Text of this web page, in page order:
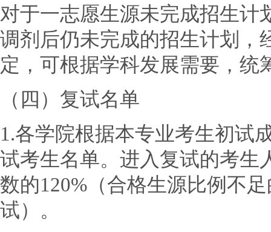
对于一志愿生源未完成招生计
调剂后仍未完成的招生计划，
定，可根据学科发展需要，统
（四）复试名单
1.各学院根据本专业考生初试
试考生名单。进入复试的考生
数的120%（合格生源比例不
试）。